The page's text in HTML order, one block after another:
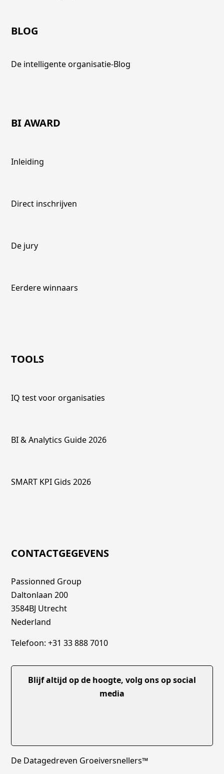
BLOG
De intelligente organisatie-Blog
BI AWARD
Inleiding
Direct inschrijven
De jury
Eerdere winnaars
TOOLS
IQ test voor organisaties
BI & Analytics Guide 2026
SMART KPI Gids 2026
CONTACTGEGEVENS
Passionned Group
Daltonlaan 200
3584BJ Utrecht
Nederland
Telefoon: +31 33 888 7010
Blijf altijd op de hoogte, volg ons op social
media
De Datagedreven Groeiversnellers™